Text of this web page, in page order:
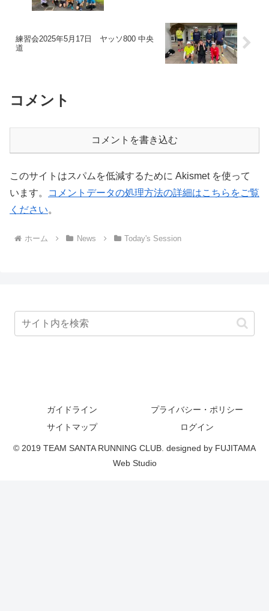
練習会2025年5月17日 ヤッソ800 中央
道
コメント
コメントを書き込む
このサイトはスパムを低減するために Akismet を使って
います。
コメントデータの処理方法の詳細はこちらをご覧
ください。
ホーム News Today's Session
ガイドライン
プライバシー・ポリシー
サイトマップ
ログイン
© 2019 TEAM SANTA RUNNING CLUB. designed by FUJITAMA
Web Studio